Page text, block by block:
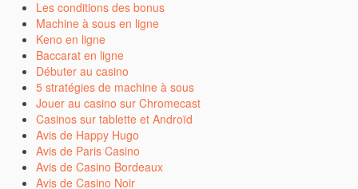
Les conditions des bonus
Machine à sous en ligne
Keno en ligne
Baccarat en ligne
Débuter au casino
5 stratégies de machine à sous
Jouer au casino sur Chromecast
Casinos sur tablette et Androïd
Avis de Happy Hugo
Avis de Paris Casino
Avis de Casino Bordeaux
Avis de Casino Noir